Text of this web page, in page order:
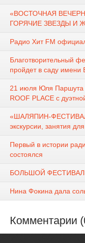
«ВОСТОЧНАЯ
ГОРЯЧИЕ ЗВЕЗДЫ И
Радио Хит FM
Благотворительный
пройдет в саду
21 июля Юля Паршута
ROOF PLACE с
«ШАЛЯПИН-
экскурсии, занятия
Первый в истории
состоялся
БОЛЬШОЙ
Нина Фокина дала
Комментарии